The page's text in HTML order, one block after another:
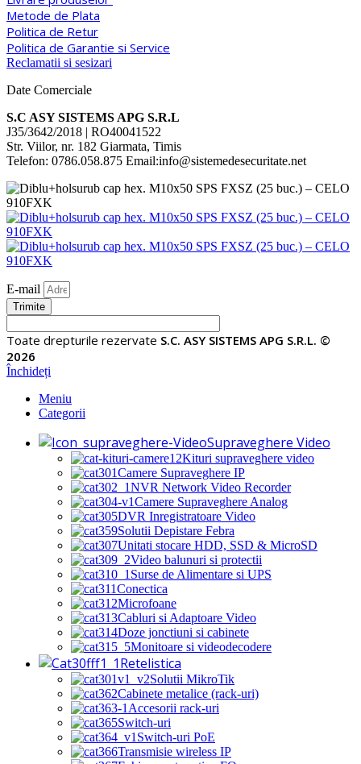
Metode de Plata
Politica de Retur
Politica de Garantie si Service
Reclamatii si sesizari
Date Comerciale
S.C ASY SISTEMS APG S.R.L
J35/3642/2018 | RO40041522
Str. Viilor, nr. 182 Giarmata, Timis
Telefon: 0786.058.875 Email:info@sistemedesecuritate.net
E-mail
Trimite
Toate drepturile rezervate S.C. ASY SISTEMS APG S.R.L. ©
2026
Închideți
Meniu
Categorii
Supraveghere Video
Kituri supraveghere video
Camere Supraveghere IP
NVR Network Video Recorder
Camere Supraveghere Analog
DVR Inregistratoare Video
Solutii Depistare Febra
Unitati stocare HDD, SSD & MicroSD
Video balunuri si protectii
Surse de Alimentare si UPS
Conectica
Microfoane
Cabluri si Adaptoare Video
Doze jonctiuni si cabinete
Monitoare si videodecodere
Retelistica
Solutii MikroTik
Cabinete metalice (rack-uri)
Accesorii rack-uri
Switch-uri
Switch-uri PoE
Transmisie wireless IP